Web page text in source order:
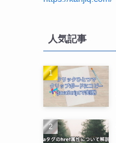
人気記事